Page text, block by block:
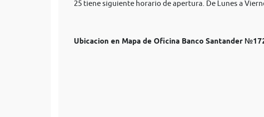
25 tiene siguiente horario de apertura. De Lunes a
Ubicacion en Mapa de Oficina Banco Santander